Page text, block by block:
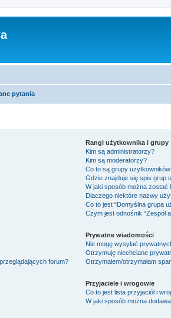
pytania
forum?
Rangi użytkownika i grupy
Kim są administratorzy?
Kim są moderatorzy?
Co to są grupy
Gdzie znajduje się spis grup
W jaki sposób można zostać
Dlaczego niektóre nazwy
Co to jest “Domyślna grupa
Czym jest odnośnik “Zespół
Prywatne wiadomości
Nie mogę wysyłać
Otrzymuję niechciane
Otrzymałem/otrzymałam
Przyjaciele i wrogowie
Co to jest lista przyjaciół i
W jaki sposób można